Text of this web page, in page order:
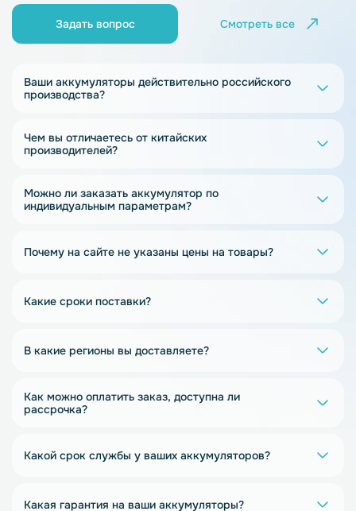
Задать вопрос Смотреть все
Ваши аккумуляторы действительно российского
производства?
Чем вы отличаетесь от китайских
производителей?
Можно ли заказать аккумулятор по
индивидуальным параметрам?
Почему на сайте не указаны цены на товары?
Какие сроки поставки?
В какие регионы вы доставляете?
Как можно оплатить заказ, доступна ли
рассрочка?
Какой срок службы у ваших аккумуляторов?
Какая гарантия на ваши аккумуляторы?